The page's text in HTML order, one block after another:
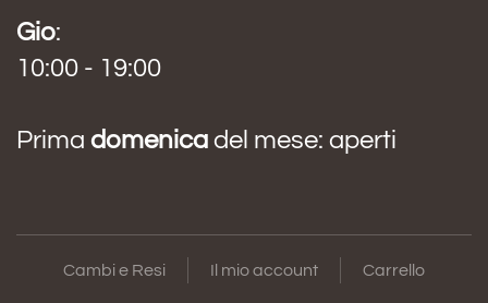
Gio:
10:00 - 19:00
Prima domenica del mese: aperti
Cambi e Resi Il mio account Carrello